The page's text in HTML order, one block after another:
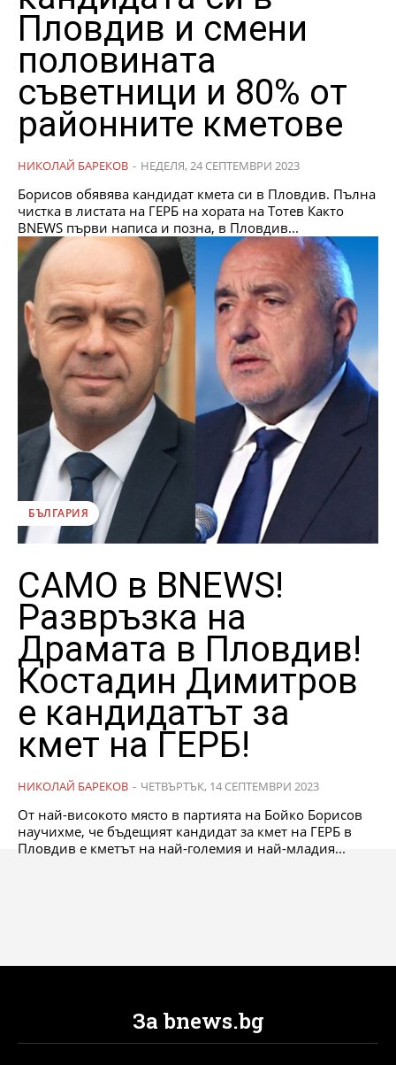
Пловдив и смени
половината
съветници и 80% от
районните кметове
НИКОЛАЙ БАРЕКОВ - НЕДЕЛЯ, 24 СЕПТЕМВРИ 2023
Борисов обявява кандидат кмета си в Пловдив. Пълна
чистка в листата на ГЕРБ на хората на Тотев Както
BNEWS първи написа и позна, в Пловдив...
БЪЛГАРИЯ
САМО в BNEWS!
Развръзка на
Драмата в Пловдив!
Костадин Димитров
е кандидатът за
кмет на ГЕРБ!
НИКОЛАЙ БАРЕКОВ - ЧЕТВЪРТЪК, 14 СЕПТЕМВРИ 2023
От най-високото място в партията на Бойко Борисов
научихме, че бъдещият кандидат за кмет на ГЕРБ в
Пловдив е кметът на най-големия и най-младия...
За bnews.bg